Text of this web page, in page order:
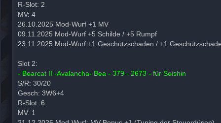
R-Slot: 2
MV: 4
26.10.2025 Mod-Wurf +1 MV
09.11.2025 Mod-Wurf +5 Schilde / +5 Rumpf
23.11.2025 Mod-Wurf +1 Geschützschaden / +1
Slot 2:
- Bearcat II -Avalancha- Bea - 379 - 2673 - für Seishin
S/R: 30/20
Gesch: 3W6+4
R-Slot: 6
MV: 1